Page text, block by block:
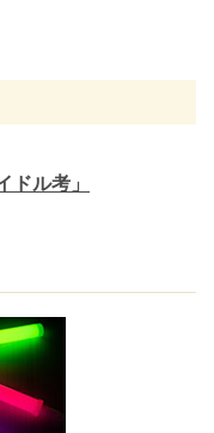
ドル考」